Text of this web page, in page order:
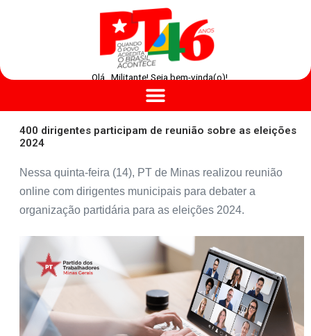
Olá , Militante! Seja bem-vinda(o)!
400 dirigentes participam de reunião sobre as eleições
2024
Nessa quinta-feira (14), PT de Minas realizou reunião
online com dirigentes municipais para debater a
organização partidária para as eleições 2024.